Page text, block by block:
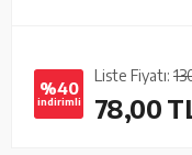
%40
indirimli
Liste Fiyatı:
78,00